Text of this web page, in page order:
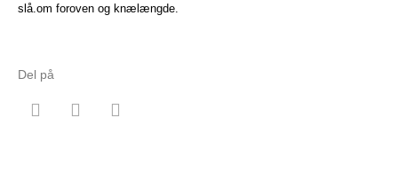
slå.om foroven og knælængde.
Del på